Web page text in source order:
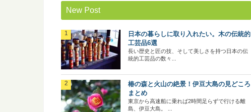
New Post
日本の暮らしに取り入れたい。木の伝統的
工芸品6選
長い歴史と匠の技、そして美しさを持つ日本の伝
統的工芸品の数々...
椿の森と火山の絶景！伊豆大島の見どころ
まとめ
東京から高速船に乗れば2時間足らずで行ける離
島、伊豆大島。 ...